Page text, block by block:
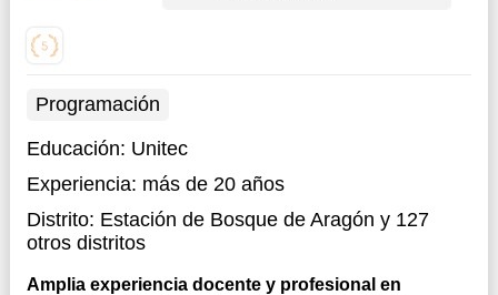
Programación
Educación: Unitec
Experiencia: más de 20 años
Distrito: Estación de Bosque de Aragón y 127
otros distritos
Amplia experiencia docente y profesional en